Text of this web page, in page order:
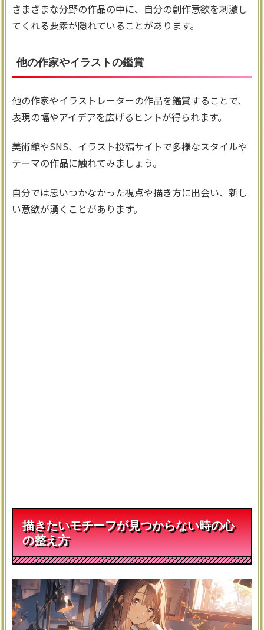
さまざまな分野の作品の中に、自分の創作意欲を刺激し
てくれる要素が隠れていることがあります。
他の作家やイラストの鑑賞
他の作家やイラストレーターの作品を鑑賞することで、
表現の幅やアイデアを広げるヒントが得られます。
美術館やSNS、イラスト投稿サイトで多様なスタイルや
テーマの作品に触れてみましょう。
自分では思いつかなかった視点や描き方に出会い、新し
い意欲が湧くことがあります。
描きたいモチーフが見つからない時の心
の整え方